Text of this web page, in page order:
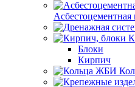
Асбестоцементная
Блоки
Кирпич